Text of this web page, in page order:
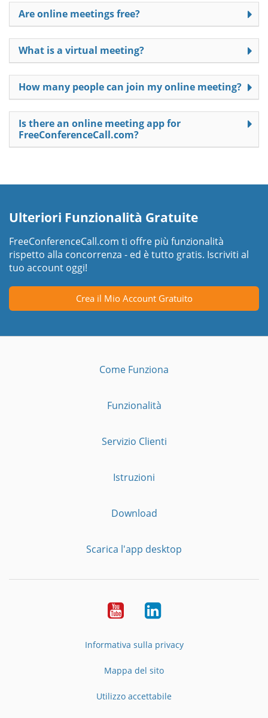
Are online meetings free?
What is a virtual meeting?
How many people can join my online meeting?
Is there an online meeting app for
FreeConferenceCall.com?
Ulteriori Funzionalità Gratuite
FreeConferenceCall.com ti offre più funzionalità
rispetto alla concorrenza - ed è tutto gratis. Iscriviti al
tuo account oggi!
Crea il Mio Account Gratuito
Come Funziona
Funzionalità
Servizio Clienti
Istruzioni
Download
Scarica l'app desktop
YouTubeLinkedIn
Informativa sulla privacy
Mappa del sito
Utilizzo accettabile